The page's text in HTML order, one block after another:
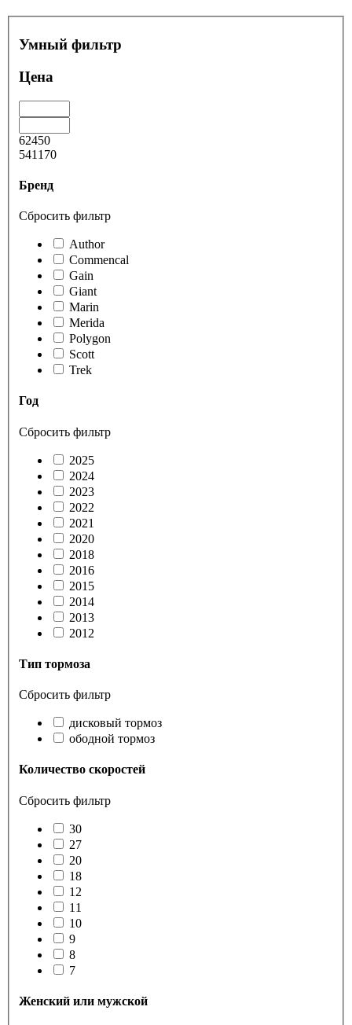
Умный фильтр
Цена
62450
541170
Бренд
Сбросить фильтр
Author
Commencal
Gain
Giant
Marin
Merida
Polygon
Scott
Trek
Год
Сбросить фильтр
2025
2024
2023
2022
2021
2020
2018
2016
2015
2014
2013
2012
Тип тормоза
Сбросить фильтр
дисковый тормоз
ободной тормоз
Количество скоростей
Сбросить фильтр
30
27
20
18
12
11
10
9
8
7
Женский или мужской